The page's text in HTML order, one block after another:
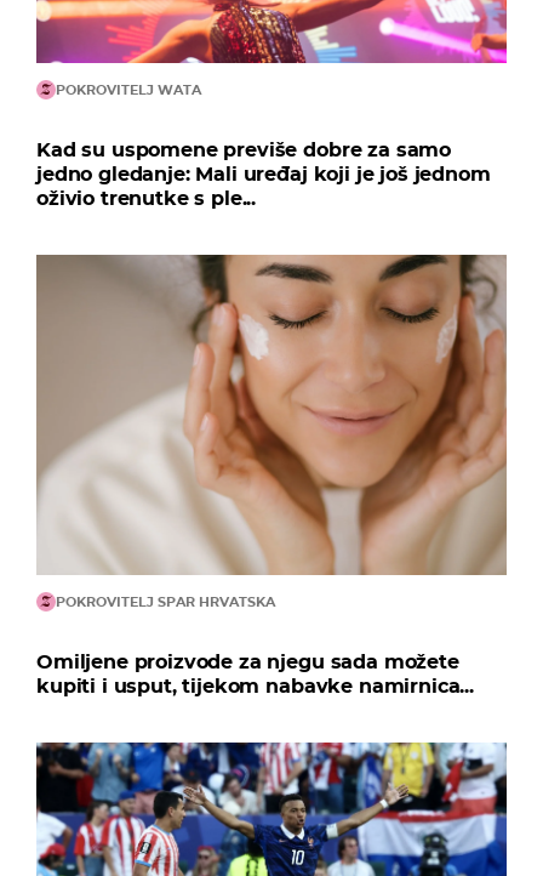
POKROVITELJ WATA
Kad su uspomene previše dobre za samo
jedno gledanje: Mali uređaj koji je još jednom
oživio trenutke s ple...
POKROVITELJ SPAR HRVATSKA
Omiljene proizvode za njegu sada možete
kupiti i usput, tijekom nabavke namirnica...